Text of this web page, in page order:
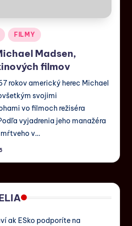
FILMY
Madsen,
filmov
rokov americký herec Michael
svojimi
vo filmoch režiséra
vyjadrenia jeho manažéra
mŕtveho v…
ak ESko podporíte na